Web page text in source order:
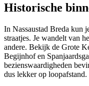
Historische
In Nassaustad Breda kun
straatjes. Je wandelt van
andere. Bekijk de Grote
Begijnhof en
bezienswaardigheden
dus lekker op loopafstand.